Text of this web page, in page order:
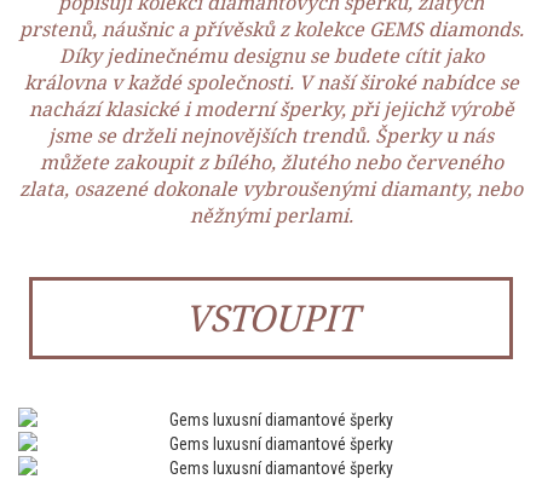
prstenů, náušnic a přívěsků z kolekce GEMS diamonds.
Díky jedinečnému designu se budete cítit jako
královna v každé společnosti. V naší široké nabídce se
nachází klasické i moderní šperky, při jejichž výrobě
jsme se drželi nejnovějších trendů. Šperky u nás
můžete zakoupit z bílého, žlutého nebo červeného
zlata, osazené dokonale vybroušenými diamanty, nebo
něžnými perlami.
VSTOUPIT